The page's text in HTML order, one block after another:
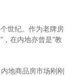
世纪。作为老牌房
在内地亦曾是“教
地商品房市场刚刚